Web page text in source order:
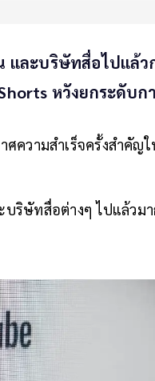
และบริษัทสื่อไปแล้
หวังยกระดับก
วามสำเร็จครั้งสำคัญใ
บริษัทสื่อต่างๆ ไปแล้วม